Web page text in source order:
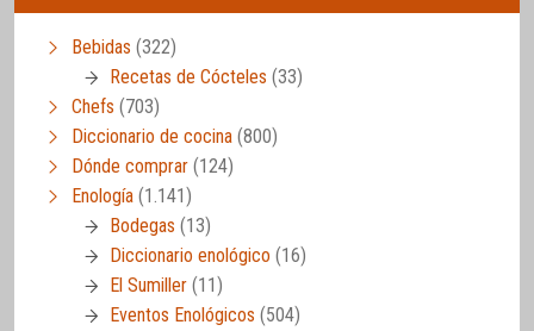
Bebidas (322)
Recetas de Cócteles (33)
Chefs (703)
Diccionario de cocina (800)
Dónde comprar (124)
Enología (1.141)
Bodegas (13)
Diccionario enológico (16)
El Sumiller (11)
Eventos Enológicos (504)